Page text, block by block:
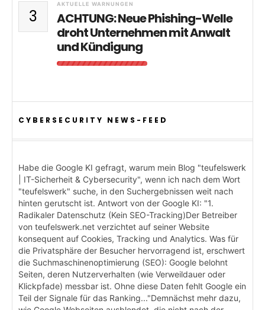
3
AKTUELLE WARNUNGEN
ACHTUNG: Neue Phishing-Welle
droht Unternehmen mit Anwalt
und Kündigung
CYBERSECURITY NEWS-FEED
Habe die Google KI gefragt, warum mein Blog "teufelswerk
| IT-Sicherheit & Cybersecurity", wenn ich nach dem Wort
"teufelswerk" suche, in den Suchergebnissen weit nach
hinten gerutscht ist. Antwort von der Google KI: "1.
Radikaler Datenschutz (Kein SEO-Tracking)Der Betreiber
von teufelswerk.net verzichtet auf seiner Website
konsequent auf Cookies, Tracking und Analytics. Was für
die Privatsphäre der Besucher hervorragend ist, erschwert
die Suchmaschinenoptimierung (SEO): Google belohnt
Seiten, deren Nutzerverhalten (wie Verweildauer oder
Klickpfade) messbar ist. Ohne diese Daten fehlt Google ein
Teil der Signale für das Ranking..."Demnächst mehr dazu,